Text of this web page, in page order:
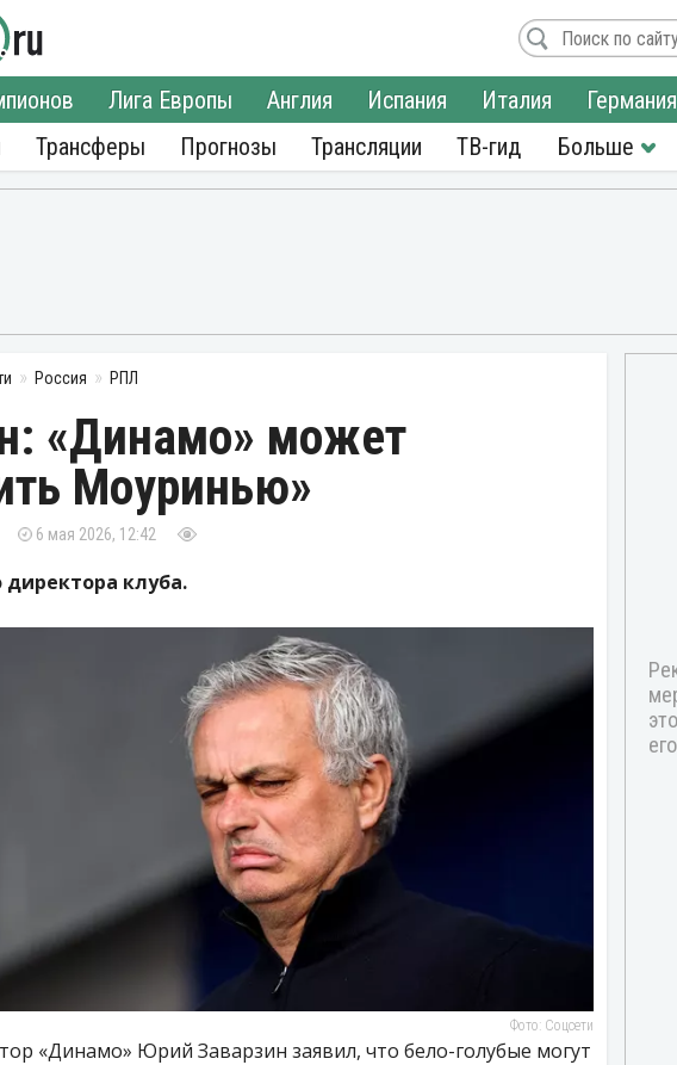
Лига Европы Англия Испания Италия Германия
Трансферы Прогнозы Трансляции ТВ-гид
Россия РПЛ
«Динамо» может
Моуринью»
6 мая 2026, 12:42
клуба.
Фото: Соцсети
«Динамо» Юрий Заварзин заявил, что бело-голубые могут